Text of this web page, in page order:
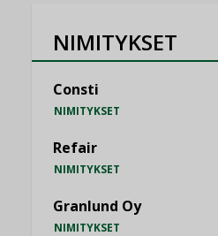
NIMITYKSET
Consti
NIMITYKSET
Refair
NIMITYKSET
Granlund Oy
NIMITYKSET